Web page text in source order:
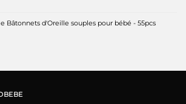
Bâtonnets d'Oreille souples pour bébé - 55pcs